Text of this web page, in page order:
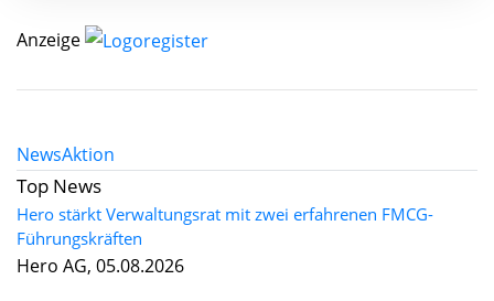
Anzeige
NewsAktion
Top News
Hero stärkt Verwaltungsrat mit zwei erfahrenen FMCG-
Führungskräften
Hero AG, 05.08.2026